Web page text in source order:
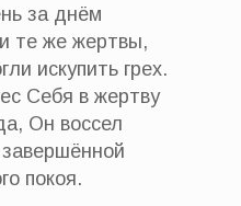
за днём
те же жертвы,
искупить грех.
Себя в жертву
Он воссел
покоя.